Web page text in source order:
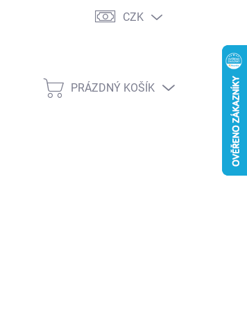
CZK
NÁKUPNÍ
PRÁZDNÝ KOŠÍK